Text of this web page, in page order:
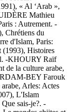
« Al ‘Arab »,
Mathieu
: Autrement. -
Chrétiens du
d'Islam, Paris:
Histoires
-KHOURY Raïf
de la culture arabe,
BEY Farouk
Arles: Actes
L'Islam
sais-je?. -